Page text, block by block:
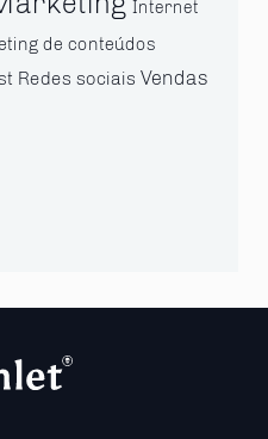
Internet
de conteúdos
Redes sociais Vendas